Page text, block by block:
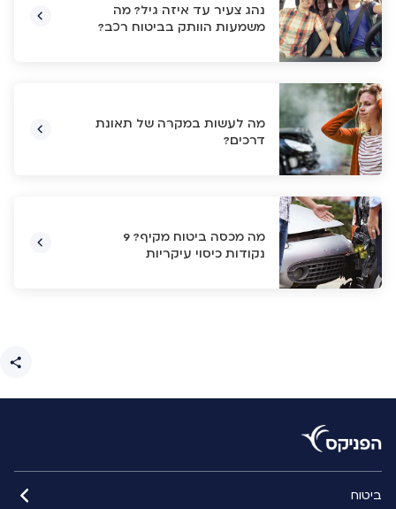
נהג צעיר עד איזה גיל? מה
משמעות הוותק בביטוח רכב?
מה לעשות במקרה של תאונת
דרכים?
מה מכסה ביטוח מקיף? 9
נקודות כיסוי עיקריות
ביטוח